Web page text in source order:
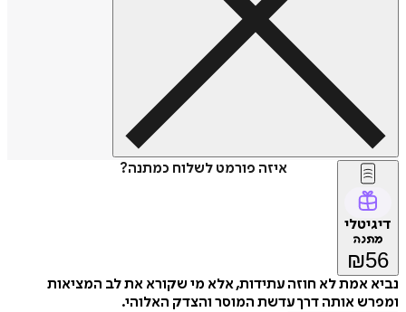
איזה פורמט לשלוח כמתנה?
דיגיטלי
מתנה
₪56
נביא אמת לא חוזה עתידות, אלא מי שקורא את לב המציאות
ומפרש אותה דרך עדשת המוסר והצדק האלוהי.